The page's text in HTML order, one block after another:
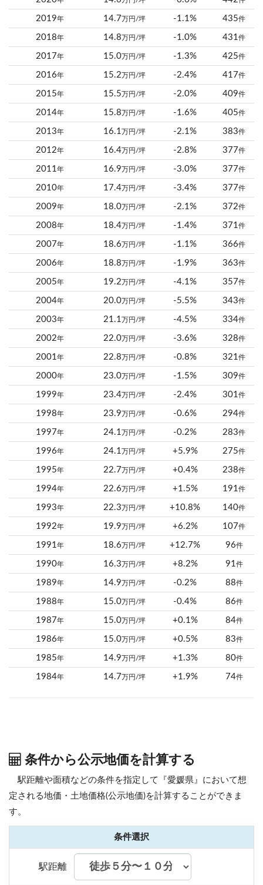
2019年 14.7万円/坪 -1.1% 435件
2018年 14.8万円/坪 -1.0% 431件
2017年 15.0万円/坪 -1.3% 425件
2016年 15.2万円/坪 -2.4% 417件
2015年 15.5万円/坪 -2.0% 409件
2014年 15.8万円/坪 -1.6% 405件
2013年 16.1万円/坪 -2.1% 383件
2012年 16.4万円/坪 -2.8% 377件
2011年 16.9万円/坪 -3.0% 377件
2010年 17.4万円/坪 -3.4% 377件
2009年 18.0万円/坪 -2.1% 372件
2008年 18.4万円/坪 -1.4% 371件
2007年 18.6万円/坪 -1.1% 366件
2006年 18.8万円/坪 -1.9% 363件
2005年 19.2万円/坪 -4.1% 357件
2004年 20.0万円/坪 -5.5% 343件
2003年 21.1万円/坪 -4.5% 334件
2002年 22.0万円/坪 -3.6% 328件
2001年 22.8万円/坪 -0.8% 321件
2000年 23.0万円/坪 -1.5% 309件
1999年 23.4万円/坪 -2.4% 301件
1998年 23.9万円/坪 -0.6% 294件
1997年 24.1万円/坪 -0.2% 283件
1996年 24.1万円/坪 +5.9% 275件
1995年 22.7万円/坪 +0.4% 238件
1994年 22.6万円/坪 +1.5% 191件
1993年 22.3万円/坪 +10.8% 140件
1992年 19.9万円/坪 +6.2% 107件
1991年 18.6万円/坪 +12.7% 96件
1990年 16.3万円/坪 +8.2% 91件
1989年 14.9万円/坪 -0.2% 88件
1988年 15.0万円/坪 -0.4% 86件
1987年 15.0万円/坪 +0.1% 84件
1986年 15.0万円/坪 +0.5% 83件
1985年 14.9万円/坪 +1.3% 80件
1984年 14.7万円/坪 +1.9% 74件
条件から公示地価を計算する
駅距離や面積などの条件を指定して『愛媛県』において想
定される地価・土地価格(公示地価)を計算することができま
す。
条件選択
駅距離